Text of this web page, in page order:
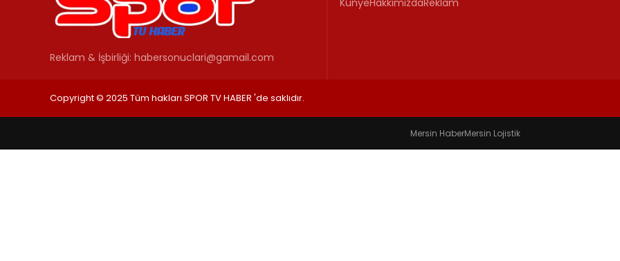
Reklam & İşbirliği: habersonuclari@gamail.com
KünyeHakkımızdaReklam
Copyright © 2025 Tüm hakları SPOR TV HABER 'de saklıdır.
Mersin HaberMersin Lojistik